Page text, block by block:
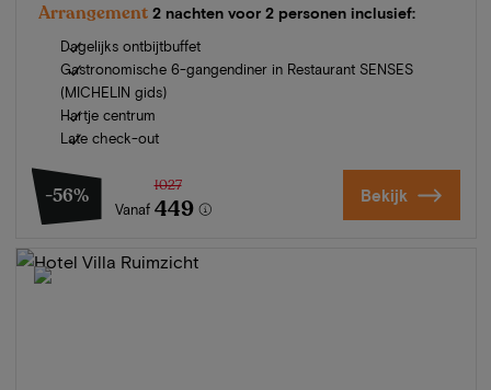
Arrangement 2 nachten voor 2 personen inclusief:
Dagelijks ontbijtbuffet
Gastronomische 6-gangendiner in Restaurant SENSES
(MICHELIN gids)
Hartje centrum
Late check-out
-56%
Vanaf
1027
449 Bekijk